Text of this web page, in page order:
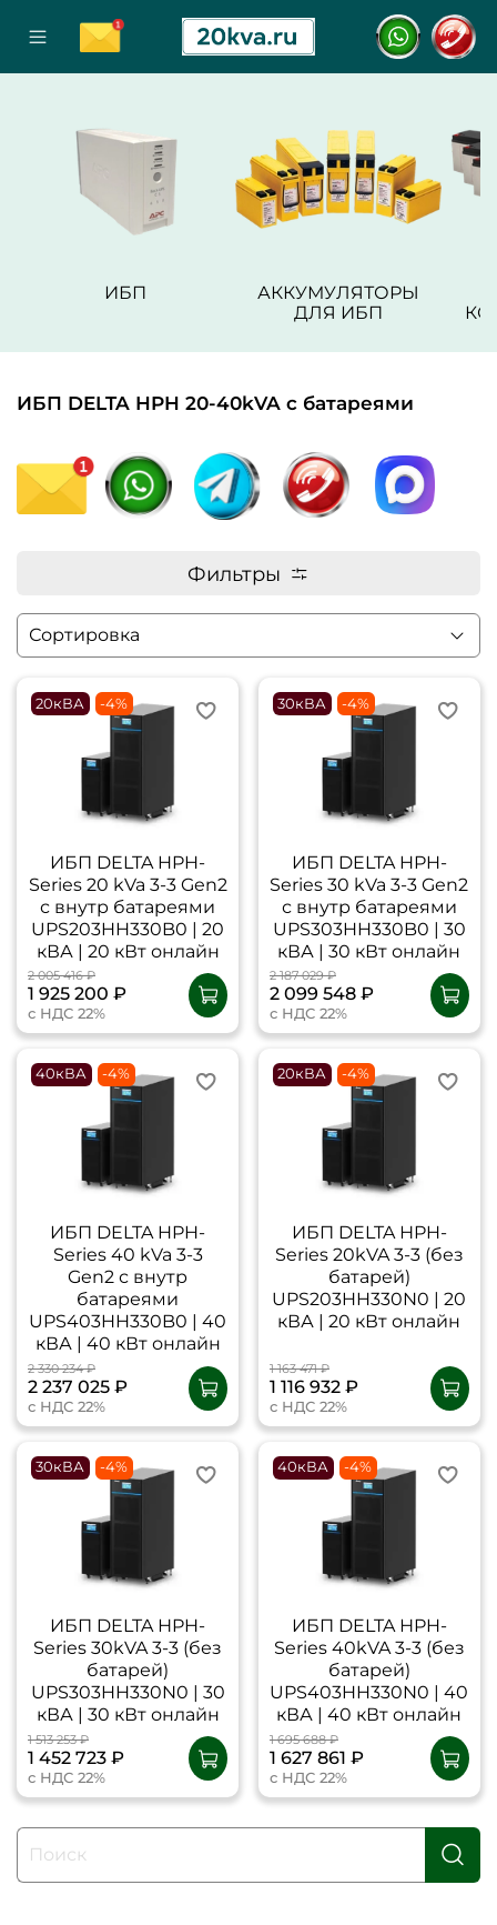
ИБП
АККУМУЛЯТОРЫ
ДЛЯ ИБП
ИБП DELTA HPH 20-40kVA с батареями
Фильтры
20кВА -4%
ИБП DELTA HPH-
Series 20 kVa 3-3 Gen2
с внутр батареями
UPS203HH330B0 | 20
кВА | 20 кВт онлайн
2 005 416 ₽
1 925 200 ₽
с НДС 22%
30кВА -4%
ИБП DELTA HPH-
Series 30 kVa 3-3 Gen2
с внутр батареями
UPS303HH330B0 | 30
кВА | 30 кВт онлайн
2 187 029 ₽
2 099 548 ₽
с НДС 22%
40кВА -4%
ИБП DELTA HPH-
Series 40 kVa 3-3
Gen2 с внутр
батареями
UPS403HH330B0 | 40
кВА | 40 кВт онлайн
2 330 234 ₽
2 237 025 ₽
с НДС 22%
20кВА -4%
ИБП DELTA НPH-
Series 20kVA 3-3 (без
батарей)
UPS203HH330N0 | 20
кВА | 20 кВт онлайн
1 163 471 ₽
1 116 932 ₽
с НДС 22%
30кВА -4%
ИБП DELTA НPH-
Series 30kVA 3-3 (без
батарей)
UPS303HH330N0 | 30
кВА | 30 кВт онлайн
1 513 253 ₽
1 452 723 ₽
с НДС 22%
40кВА -4%
ИБП DELTA НPH-
Series 40kVA 3-3 (без
батарей)
UPS403HH330N0 | 40
кВА | 40 кВт онлайн
1 695 688 ₽
1 627 861 ₽
с НДС 22%